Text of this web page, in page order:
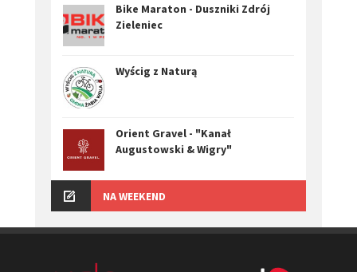
Bike Maraton - Duszniki Zdrój
Zieleniec
Wyścig z Naturą
Orient Gravel - "Kanał
Augustowski & Wigry"
NA WEEKEND